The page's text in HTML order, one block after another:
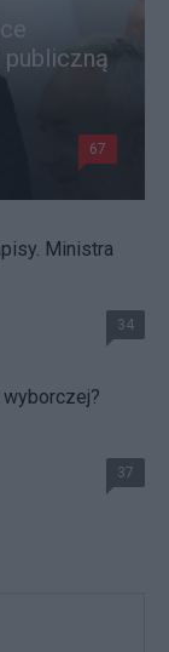
publiczną
67
Ministra
34
37